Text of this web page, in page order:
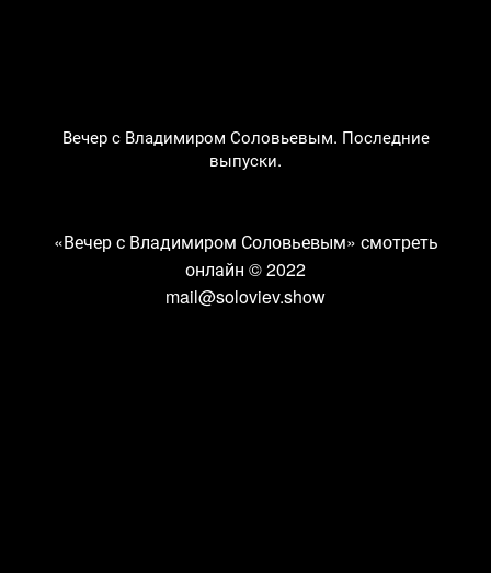
Вечер с Владимиром Соловьевым. Последние
выпуски.
«Вечер с Владимиром Соловьевым» смотреть
онлайн © 2022
mail@soloviev.show